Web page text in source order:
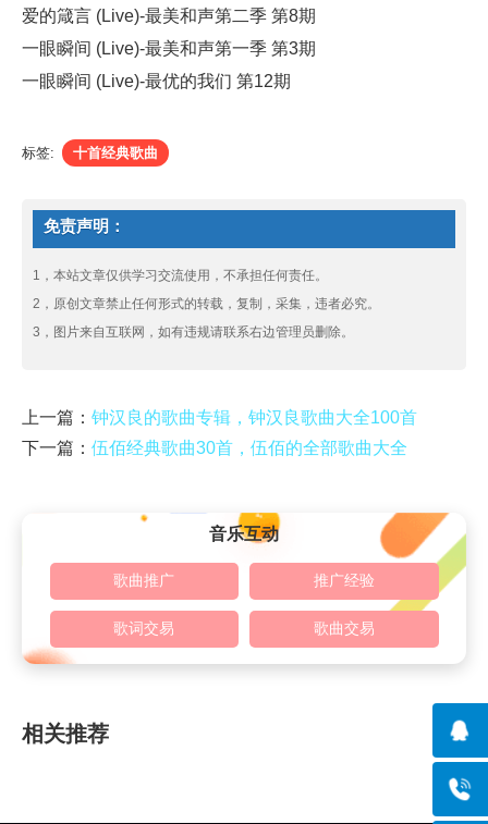
爱的箴言 (Live)-最美和声第二季 第8期
一眼瞬间 (Live)-最美和声第一季 第3期
一眼瞬间 (Live)-最优的我们 第12期
标签: 十首经典歌曲
免责声明：
1，本站文章仅供学习交流使用，不承担任何责任。
2，原创文章禁止任何形式的转载，复制，采集，违者必究。
3，图片来自互联网，如有违规请联系右边管理员删除。
上一篇： 钟汉良的歌曲专辑，钟汉良歌曲大全100首
下一篇： 伍佰经典歌曲30首，伍佰的全部歌曲大全
音乐互动
歌曲推广 推广经验
歌词交易 歌曲交易
相关推荐